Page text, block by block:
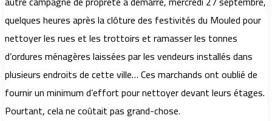
quelques heures après la clôture des festivités du Mouled pour
nettoyer les rues et les trottoirs et ramasser les tonnes
d’ordures ménagères laissées par les vendeurs installés dans
plusieurs endroits de cette ville… Ces marchands ont oublié de
fournir un minimum d’effort pour nettoyer devant leurs étages.
Pourtant, cela ne coûtait pas grand-chose.